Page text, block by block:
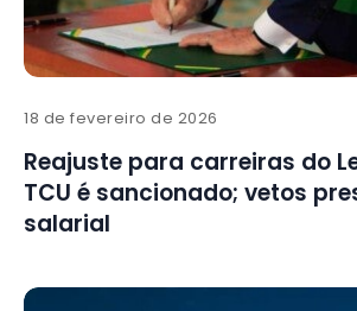
18 de fevereiro de 2026
Reajuste para carreiras do
TCU é sancionado; vetos
salarial